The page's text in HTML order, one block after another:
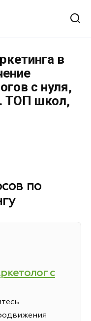
в
с нуля,
ТОП школ,
по
с